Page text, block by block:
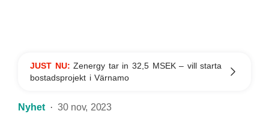
JUST NU:Zenergy tar in 32,5 MSEK – vill starta
bostadsprojekt i Värnamo
Nyhet 30 nov, 2023